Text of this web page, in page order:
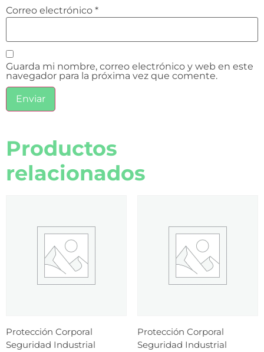
Correo electrónico *
Guarda mi nombre, correo electrónico y web en este
navegador para la próxima vez que comente.
Productos
relacionados
Protección Corporal
Seguridad Industrial
Protección Corporal
Seguridad Industrial